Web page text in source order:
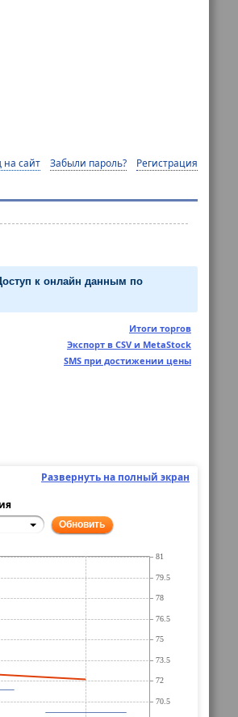
на сайт Забыли пароль? Регистрация
к онлайн данным по
Итоги торгов
Экспорт в CSV и MetaStock
SMS при достижении цены
Развернуть на полный экран
Обновить